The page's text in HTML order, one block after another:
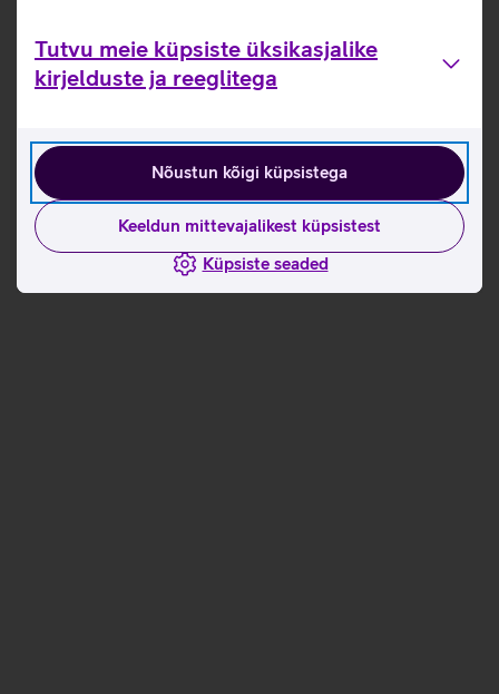
Tutvu meie küpsiste üksikasjalike
kirjelduste ja reeglitega
Nõustun kõigi küpsistega
Keeldun mittevajalikest küpsistest
Küpsiste seaded